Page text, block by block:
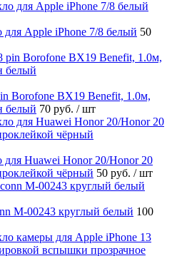
для Apple iPhone 7/8 белый 50
Borofone BX19 Benefit, 1.0м,
белый 70 руб. / шт
для Huawei Honor 20/Honor 20
чёрный 50 руб. / шт
M-00243 круглый белый 100